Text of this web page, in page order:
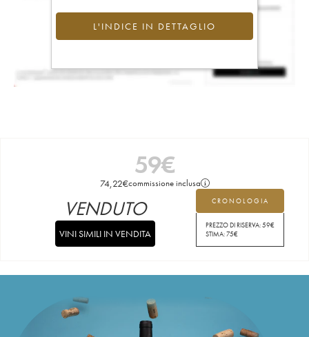
L'INDICE IN DETTAGLIO
59€
74,22€commissione inclusa
CRONOLOGIA
PREZZO DI RISERVA:59€
STIMA:75€
VENDUTO
VINI SIMILI IN VENDITA